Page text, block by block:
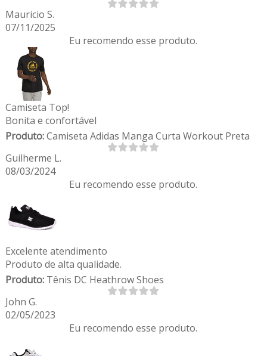
Mauricio S.
07/11/2025
Eu recomendo esse produto.
Camiseta Top!
Bonita e confortável
Produto:Camiseta Adidas Manga Curta Workout Preta
Guilherme L.
08/03/2024
Eu recomendo esse produto.
Excelente atendimento
Produto de alta qualidade.
Produto:Tênis DC Heathrow Shoes
John G.
02/05/2023
Eu recomendo esse produto.